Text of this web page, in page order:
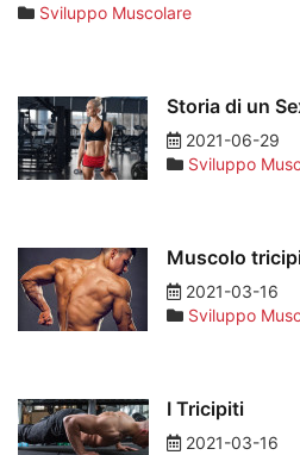
Sviluppo Muscolare
Storia di un
2021-06-29
Sviluppo
Muscolo
2021-03-16
Sviluppo
I Tricipiti
2021-03-16